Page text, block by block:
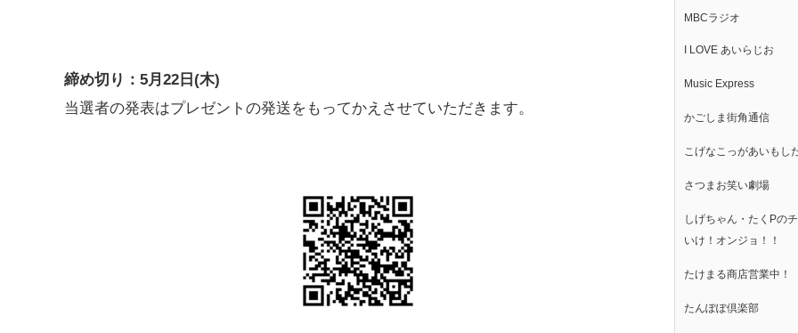
締め切り：5月22日(木)
当選者の発表はプレゼントの発送をもってかえさせていただきます。
MBCラジオ
I LOVE あいらじお
Music Express
かごしま街角通信
こげなこっがあいもし
さつまお笑い劇場
しげちゃん・たくPの
いけ！オンジョ！！
たけまる商店営業中！
たんぽぽ倶楽部